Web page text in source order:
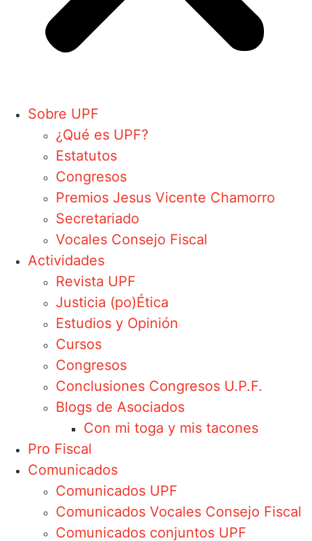
Sobre UPF
¿Qué es UPF?
Estatutos
Congresos
Premios Jesus Vicente Chamorro
Secretariado
Vocales Consejo Fiscal
Actividades
Revista UPF
Justicia (po)Ética
Estudios y Opinión
Cursos
Congresos
Conclusiones Congresos U.P.F.
Blogs de Asociados
Con mi toga y mis tacones
Pro Fiscal
Comunicados
Comunicados UPF
Comunicados Vocales Consejo Fiscal
Comunicados conjuntos UPF